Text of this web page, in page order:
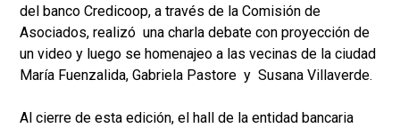
del banco Credicoop, a través de la Comisión de
Asociados, realizó una charla debate con proyección de
un video y luego se homenajeo a las vecinas de la ciudad
María Fuenzalida, Gabriela Pastore y Susana Villaverde.
Al cierre de esta edición, el hall de la entidad bancaria